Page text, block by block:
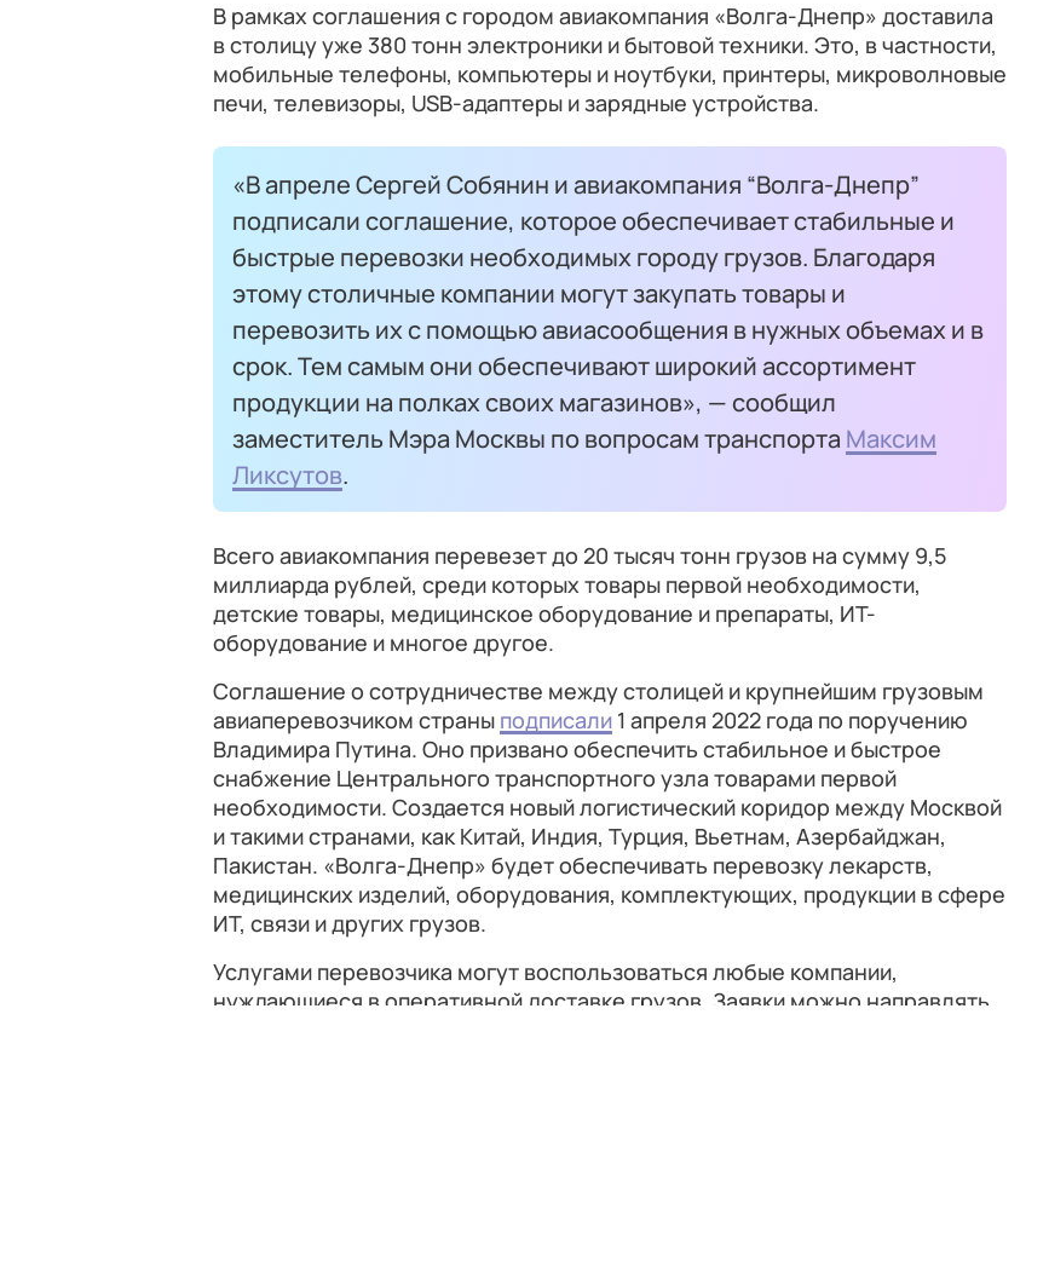
В рамках соглашения с городом авиакомпания «Волга-Днепр» доставила
в столицу уже 380 тонн электроники и бытовой техники. Это, в частности,
мобильные телефоны, компьютеры и ноутбуки, принтеры, микроволновые
печи, телевизоры, USB-адаптеры и зарядные устройства.
«В апреле Сергей Собянин и авиакомпания “Волга-Днепр”
подписали соглашение, которое обеспечивает стабильные и
быстрые перевозки необходимых городу грузов. Благодаря
этому столичные компании могут закупать товары и
перевозить их с помощью авиасообщения в нужных объемах и в
срок. Тем самым они обеспечивают широкий ассортимент
продукции на полках своих магазинов», — сообщил
заместитель Мэра Москвы по вопросам транспорта Максим
Ликсутов.
Всего авиакомпания перевезет до 20 тысяч тонн грузов на сумму 9,5
миллиарда рублей, среди которых товары первой необходимости,
детские товары, медицинское оборудование и препараты, ИТ-
оборудование и многое другое.
Соглашение о сотрудничестве между столицей и крупнейшим грузовым
авиаперевозчиком страны подписали 1 апреля 2022 года по поручению
Владимира Путина. Оно призвано обеспечить стабильное и быстрое
снабжение Центрального транспортного узла товарами первой
необходимости. Создается новый логистический коридор между Москвой
и такими странами, как Китай, Индия, Турция, Вьетнам, Азербайджан,
Пакистан. «Волга-Днепр» будет обеспечивать перевозку лекарств,
медицинских изделий, оборудования, комплектующих, продукции в сфере
ИТ, связи и других грузов.
Услугами перевозчика могут воспользоваться любые компании,
нуждающиеся в оперативной доставке грузов. Заявки можно направлять